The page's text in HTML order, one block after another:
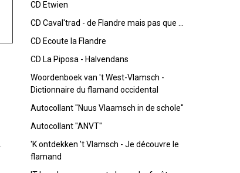
CD Etwien
CD Caval'trad - de Flandre mais pas que ...
CD Ecoute la Flandre
CD La Piposa - Halvendans
Woordenboek van 't West-Vlamsch -
Dictionnaire du flamand occidental
Autocollant "Nuus Vlaamsch in de schole"
Autocollant "ANVT"
'K ontdekken 't Vlamsch - Je découvre le
flamand